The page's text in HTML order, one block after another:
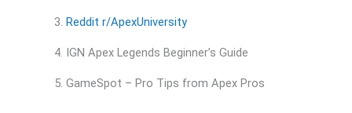
Reddit r/ApexUniversity
IGN Apex Legends Beginner’s Guide
GameSpot – Pro Tips from Apex Pros